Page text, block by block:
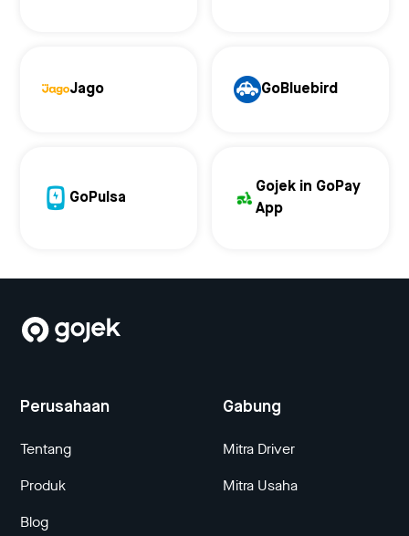
Jago GoBluebird
GoPulsa
Gojek in GoPay
App
Perusahaan
Tentang
Produk
Blog
Gabung
Mitra Driver
Mitra Usaha